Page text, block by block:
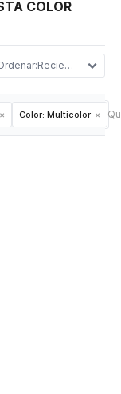
COLOR
Recientes
Color: Multicolor